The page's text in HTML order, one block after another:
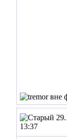
13:37